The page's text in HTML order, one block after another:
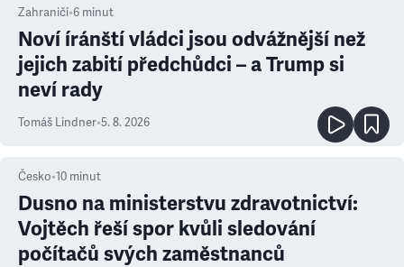
Zahraničí•6 minut
Noví íránští vládci jsou odvážnější než
jejich zabití předchůdci – a Trump si
neví rady
Tomáš Lindner•5. 8. 2026
Česko•10 minut
Dusno na ministerstvu zdravotnictví:
Vojtěch řeší spor kvůli sledování
počítačů svých zaměstnanců